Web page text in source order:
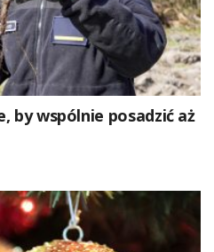
by wspólnie posadzić aż